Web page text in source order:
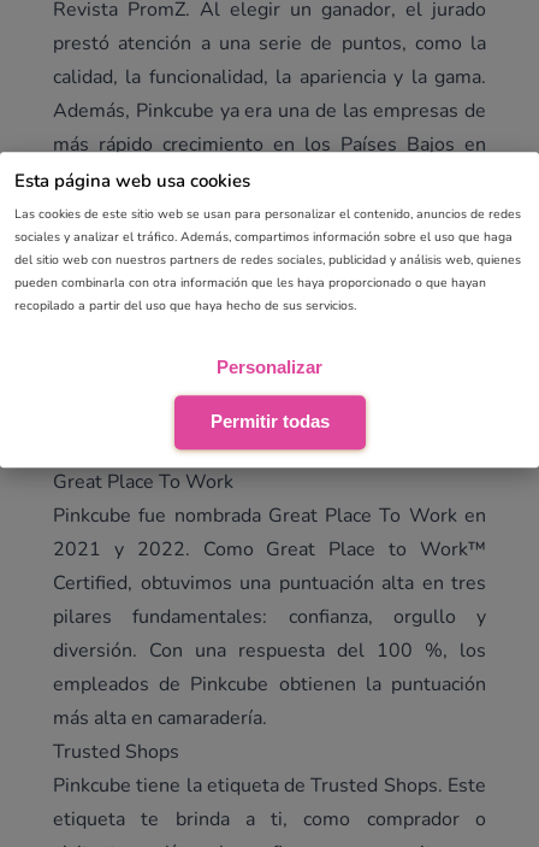
Esta página web usa cookies
Las cookies de este sitio web se usan para personalizar el contenido, anuncios de redes
sociales y analizar el tráfico. Además, compartimos información sobre el uso que haga
del sitio web con nuestros partners de redes sociales, publicidad y análisis web, quienes
pueden combinarla con otra información que les haya proporcionado o que hayan
recopilado a partir del uso que haya hecho de sus servicios.
Personalizar
Permitir todas
Revista PromZ. Al elegir un ganador, el jurado
prestó atención a una serie de puntos, como la
calidad, la funcionalidad, la apariencia y la gama.
Además, Pinkcube ya era una de las empresas de
más rápido crecimiento en los Países Bajos en
2014 y, por lo tanto, recibió el título de
Gazelle.
Deloitte Technology Fast50
En 2015, Pinkcube alcanzó otro hito especial.
Logramos el puesto 24 en el Technology Fast50
436% durante 4 años (2011 - 2014), Pinkcube
terminó en el puesto 24 en el ranking Tech
Fast50 de Deloitte.
Great Place To Work
Pinkcube fue nombrada Great Place To Work en
2021 y 2022. Como Great Place to Work™
Certified, obtuvimos una puntuación alta en tres
pilares fundamentales: confianza, orgullo y
diversión. Con una respuesta del 100 %, los
empleados de Pinkcube obtienen la puntuación
más alta en camaradería.
Trusted Shops
Pinkcube tiene la etiqueta de Trusted Shops. Este
etiqueta te brinda a ti, como comprador o